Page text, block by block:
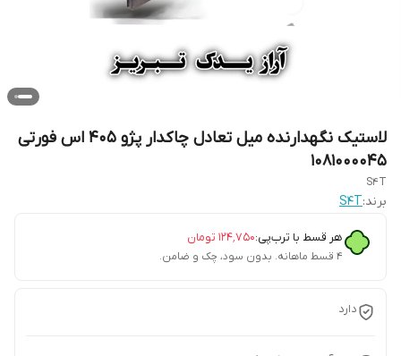
لاستیک نگهدارنده میل تعادل چاکدار پژو 405 اس فورتی
1081000045
S4T
برند:S4T
هر قسط با ترب‌پی:۱۲۴٬۷۵۰ تومان
۴ قسط ماهانه. بدون سود، چک و ضامن.
دارد